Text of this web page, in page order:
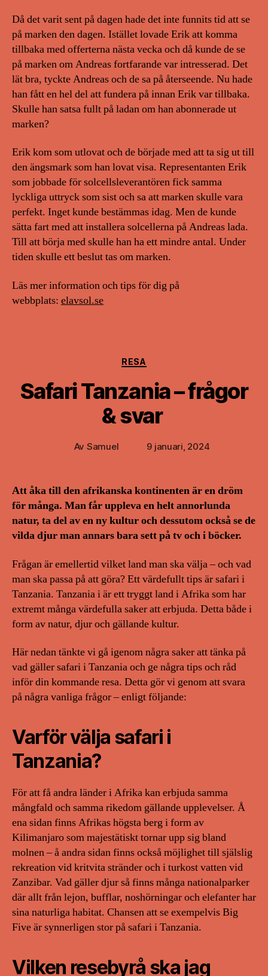
Då det varit sent på dagen hade det inte funnits tid att se
på marken den dagen. Istället lovade Erik att komma
tillbaka med offerterna nästa vecka och då kunde de se
på marken om Andreas fortfarande var intresserad. Det
lät bra, tyckte Andreas och de sa på återseende. Nu hade
han fått en hel del att fundera på innan Erik var tillbaka.
Skulle han satsa fullt på ladan om han abonnerade ut
marken?
Erik kom som utlovat och de började med att ta sig ut till
den ängsmark som han lovat visa. Representanten Erik
som jobbade för solcellsleverantören fick samma
lyckliga uttryck som sist och sa att marken skulle vara
perfekt. Inget kunde bestämmas idag. Men de kunde
sätta fart med att installera solcellerna på Andreas lada.
Till att börja med skulle han ha ett mindre antal. Under
tiden skulle ett beslut tas om marken.
Läs mer information och tips för dig på
webbplats: elavsol.se
Kategorier
RESA
Safari Tanzania – frågor
& svar
Inläggsförfattare
Av Samuel Inläggsdatum
9 januari, 2024
Att åka till den afrikanska kontinenten är en dröm
för många. Man får uppleva en helt annorlunda
natur, ta del av en ny kultur och dessutom också se de
vilda djur man annars bara sett på tv och i böcker.
Frågan är emellertid vilket land man ska välja – och vad
man ska passa på att göra? Ett värdefullt tips är safari i
Tanzania. Tanzania i är ett tryggt land i Afrika som har
extremt många värdefulla saker att erbjuda. Detta både i
form av natur, djur och gällande kultur.
Här nedan tänkte vi gå igenom några saker att tänka på
vad gäller safari i Tanzania och ge några tips och råd
inför din kommande resa. Detta gör vi genom att svara
på några vanliga frågor – enligt följande:
Varför välja safari i
Tanzania?
För att få andra länder i Afrika kan erbjuda samma
mångfald och samma rikedom gällande upplevelser. Å
ena sidan finns Afrikas högsta berg i form av
Kilimanjaro som majestätiskt tornar upp sig bland
molnen – å andra sidan finns också möjlighet till själslig
rekreation vid kritvita stränder och i turkost vatten vid
Zanzibar. Vad gäller djur så finns många nationalparker
där allt från lejon, bufflar, noshörningar och elefanter har
sina naturliga habitat. Chansen att se exempelvis Big
Five är synnerligen stor på safari i Tanzania.
Vilken resebyrå ska jag